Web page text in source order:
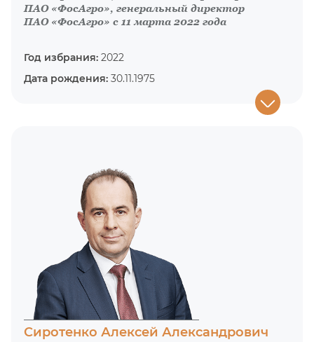
ПАО «ФосАгро», генеральный директор
ПАО «ФосАгро» с 11 марта 2022 года
Год избрания: 2022
Дата рождения: 30.11.1975
Сиротенко Алексей Александрович